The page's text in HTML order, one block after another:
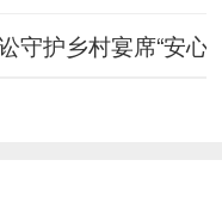
守护乡村宴席“安